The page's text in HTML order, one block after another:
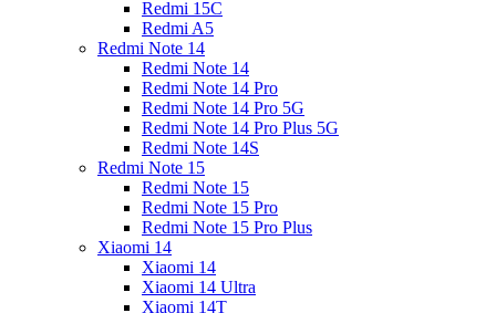
Redmi 15C
Redmi A5
Redmi Note 14
Redmi Note 14
Redmi Note 14 Pro
Redmi Note 14 Pro 5G
Redmi Note 14 Pro Plus 5G
Redmi Note 14S
Redmi Note 15
Redmi Note 15
Redmi Note 15 Pro
Redmi Note 15 Pro Plus
Xiaomi 14
Xiaomi 14
Xiaomi 14 Ultra
Xiaomi 14T